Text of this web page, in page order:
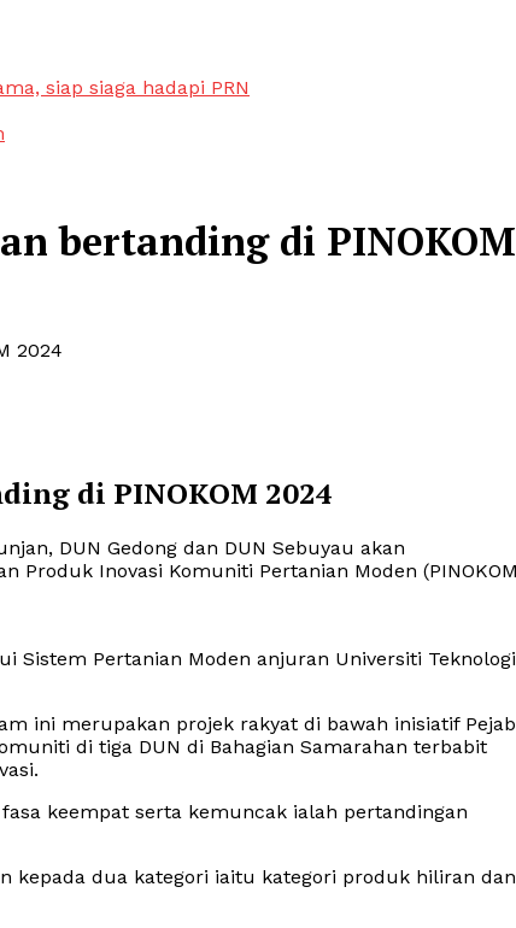
siap siaga hadapi PRN
bertanding di
2024
di PINOKOM 2024
DUN Gedong dan DUN Sebuyau akan
Produk Inovasi Komuniti Pertanian Moden
Sistem Pertanian Moden anjuran Universiti Teknologi
ini merupakan projek rakyat di bawah inisiatif
di tiga DUN di Bahagian Samarahan terbabit
keempat serta kemuncak ialah pertandingan
kepada dua kategori iaitu kategori produk hiliran dan